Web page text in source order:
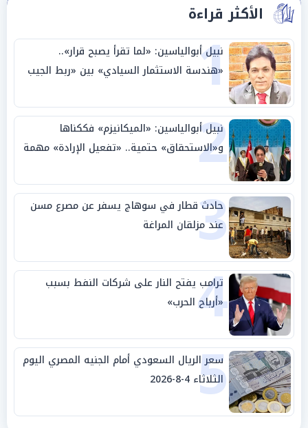
الأكثر قراءة
1
نبيل أبوالياسين: «لما تقرأ يصبح قرار»..
«هندسة الاستثمار السيادي» بين «ربط الجيب
بالوطن» و«سيادة الكلمة»
2
نبيل أبوالياسين: «الميكانيزم» فككناها
و«الاستحقاق» حتمية.. «تفعيل الإرادة» مهمة
الجامعة العربية
3
حادث قطار في سوهاج يسفر عن مصرع مسن
عند مزلقان المراغة
4
ترامب يفتح النار على شركات النفط بسبب
«أرباح الحرب»
5
سعر الريال السعودي أمام الجنيه المصري اليوم
الثلاثاء 4-8-2026